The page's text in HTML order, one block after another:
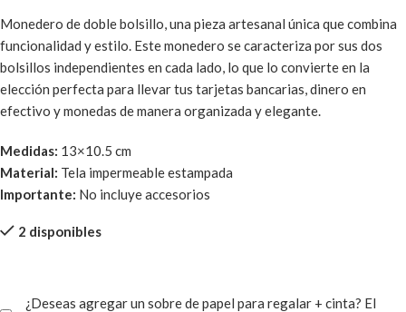
Monedero de doble bolsillo, una pieza artesanal única que combina
funcionalidad y estilo. Este monedero se caracteriza por sus dos
bolsillos independientes en cada lado, lo que lo convierte en la
elección perfecta para llevar tus tarjetas bancarias, dinero en
efectivo y monedas de manera organizada y elegante.
Medidas: 13×10.5 cm
Material: Tela impermeable estampada
Importante: No incluye accesorios
2 disponibles
¿Deseas agregar un sobre de papel para regalar + cinta? El